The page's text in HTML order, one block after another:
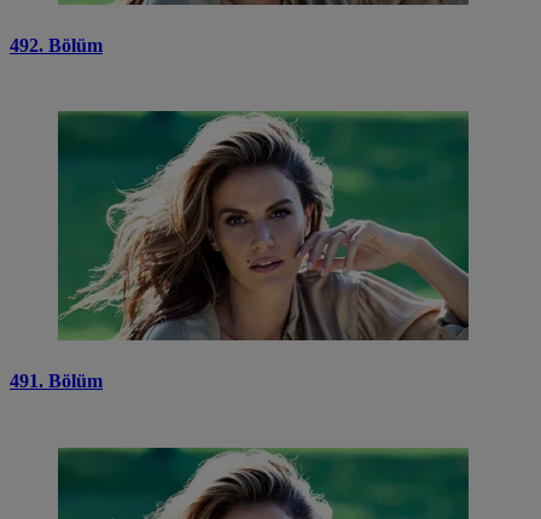
492. Bölüm
491. Bölüm